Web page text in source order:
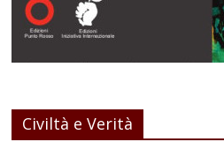
Civiltà e Verità